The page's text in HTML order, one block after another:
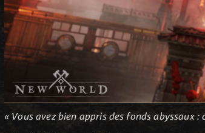
« Vous avez bien appris des fonds abyssaux